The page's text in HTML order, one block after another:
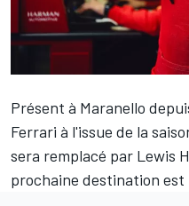
Présent à Maranello
Ferrari à l'issue de la
sera remplacé par Lewis
prochaine destination est